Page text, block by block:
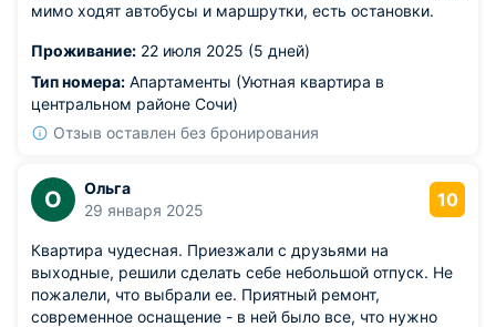
мимо ходят автобусы и маршрутки, есть остановки.
Проживание: 22 июля 2025 (5 дней)
Тип номера: Апартаменты (Уютная квартира в
центральном районе Сочи)
Отзыв оставлен без бронирования
О
Ольга
29 января 2025
10
Квартира чудесная. Приезжали с друзьями на
выходные, решили сделать себе небольшой отпуск. Не
пожалели, что выбрали ее. Приятный ремонт,
современное оснащение - в ней было все, что нужно